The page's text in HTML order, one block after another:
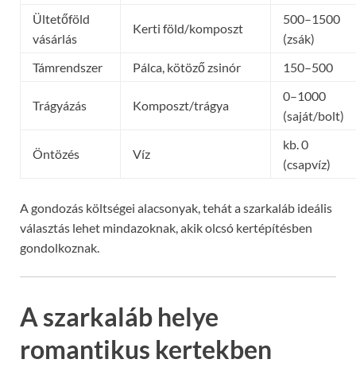
Ültetőföld
vásárlás
Kerti föld/komposzt
500–1500
(zsák)
Támrendszer
Pálca, kötöző zsinór 150–500
Trágyázás Komposzt/trágya
0–1000
(saját/bolt)
Öntözés Víz
kb. 0
(csapvíz)
A gondozás költségei alacsonyak, tehát a szarkaláb ideális
választás lehet mindazoknak, akik olcsó kertépítésben
gondolkoznak.
A szarkaláb helye
romantikus kertekben